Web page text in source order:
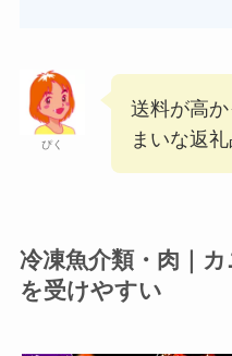
ぴく
送料が高
まいな返
冷凍魚介類・肉｜
を受けやすい